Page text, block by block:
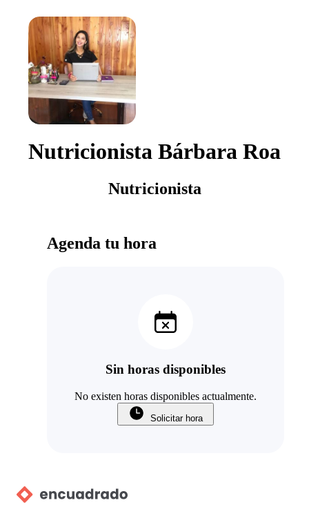
Nutricionista Bárbara Roa
Nutricionista
Agenda tu hora
Sin horas disponibles
No existen horas disponibles actualmente.
Solicitar hora